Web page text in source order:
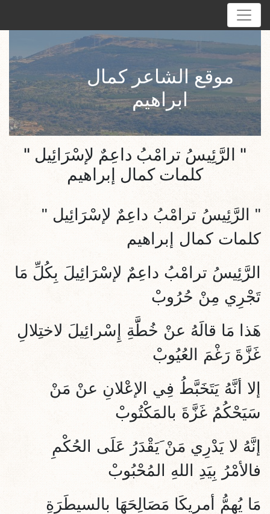
موقع الشاعر كمال
ابراهيم
" الرَّئِيسُ ترامْبُ داعِمٌ لإسْرَائِيل "
كلمات كمال إبراهيم
" الرَّئِيسُ ترامْبُ داعِمٌ لإسْرَائِيل "
كلمات كمال إبراهيم
الرَّئِيسُ ترامْبُ داعِمٌ لإسْرَائِيلَ بِكُلِّ مَا
تَجْرِي مِنْ حُرُوبْ
هَذا مَا قالَهُ عنْ خُطََّةِ إِسْرائِيلَ لاختِلالِ
غَزَّةَ رَغْمَ العُيُوبْ
إلا أنَّهُ يَتَخَبَّطُ فِي الإعْلانِ عنْ مَنْ
سَيَحْكُمُ غَزَّةَ بالمَكْتُوبْ
إنَّهُ لا يَدْرِي مَنْ َيَقْدَرُ عَلَى الحُكْمِ
فالأمْرُ بِيَدِ اللهِ المُحْبُوبْ
مَا يُهِمُّ أمريكَا مَصَالِحَهَا بالسيطَرَةِ